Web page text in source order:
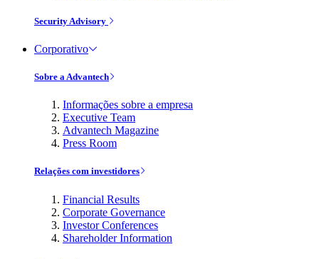
Security Advisory
Corporativo
Sobre a Advantech
Informações sobre a empresa
Executive Team
Advantech Magazine
Press Room
Relações com investidores
Financial Results
Corporate Governance
Investor Conferences
Shareholder Information